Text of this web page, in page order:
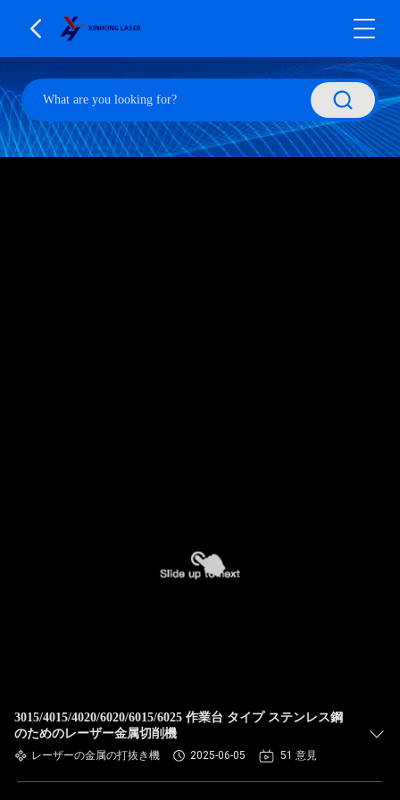
3015/4015/4020/6020/6015/6025 作業台 タイプ ステンレス鋼
のためのレーザー金属切削機
レーザーの金属の打抜き機 2025-06-05 51 意見